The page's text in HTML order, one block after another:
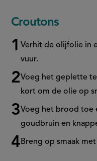
Croutons
Verhit de olijfolie in
vuur.
Voeg het geplette
kort om de olie op
Voeg het brood toe
goudbruin en
Breng op smaak